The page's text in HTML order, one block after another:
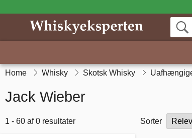
Home Whisky Skotsk Whisky
Jack Wieber
1 - 60 af 0 resultater Sorter